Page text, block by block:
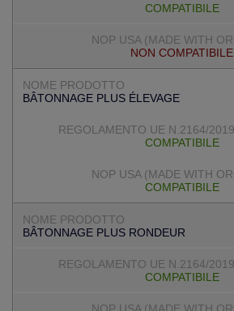
COMPATIBILE
NON COMPATIBILE
BÂTONNAGE PLUS ÉLEVAGE
COMPATIBILE
COMPATIBILE
BÂTONNAGE PLUS RONDEUR
COMPATIBILE